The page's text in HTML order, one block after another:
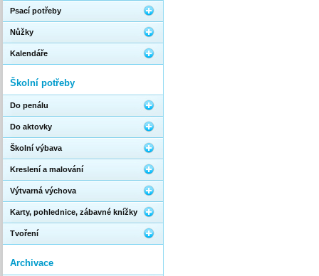
Psací potřeby
Nůžky
Kalendáře
Školní potřeby
Do penálu
Do aktovky
Školní výbava
Kreslení a malování
Výtvarná výchova
Karty, pohlednice, zábavné knížky
Tvoření
Archivace